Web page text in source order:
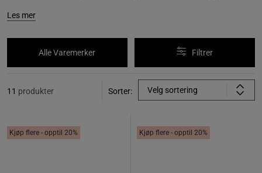
Les mer
Alle Varemerker Filtrer
11 produkter Sorter: Velg sortering
Kjøp flere - opptil 20% Kjøp flere - opptil 20%